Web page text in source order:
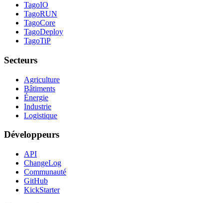
TagoIO
TagoRUN
TagoCore
TagoDeploy
TagoTiP
Secteurs
Agriculture
Bâtiments
Énergie
Industrie
Logistique
Développeurs
API
ChangeLog
Communauté
GitHub
KickStarter